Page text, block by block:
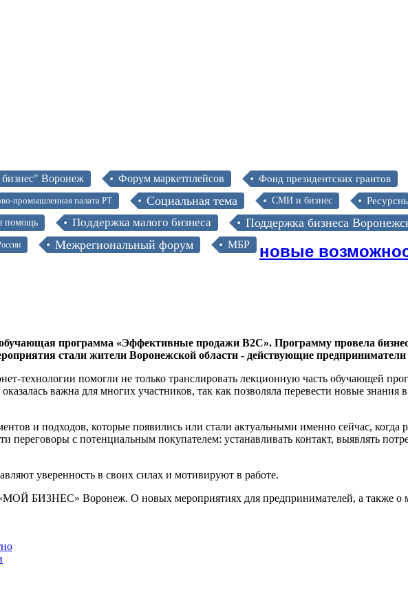
Воронеж Форум маркетплейсов Фонд президентских грантов
промышленная палата РТ Социальная тема СМИ и бизнес
помощь Поддержка малого бизнеса Поддержка бизнеса
Межрегиональный форум МБР
новые
обучающая программа «Эффективные продажи В2C». Программу провела
стали жители Воронежской области - действующие предприниматели
технологии помогли не только транслировать лекционную часть обучающей
важна для многих участников, так как позволяла перевести новые
и подходов, которые появились или стали актуальными именно сейчас, когда
с потенциальным покупателем: устанавливать контакт, выявлять
уверенность в своих силах и мотивируют в работе.
БИЗНЕС» Воронеж. О новых мероприятиях для предпринимателей, а также о